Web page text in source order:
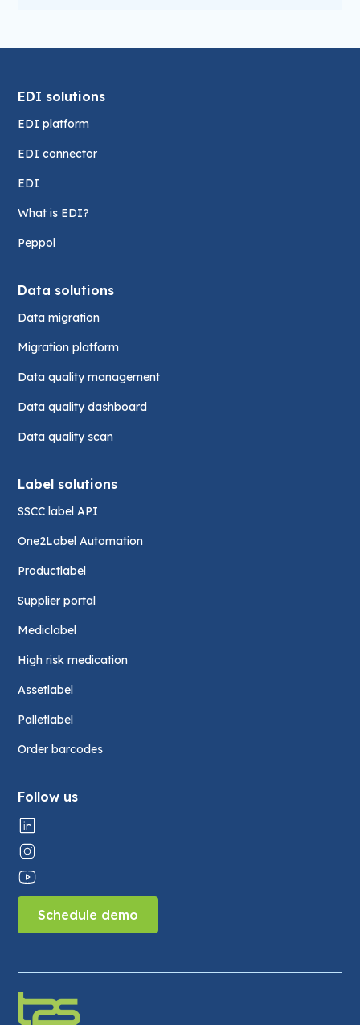
EDI solutions
EDI platform
EDI connector
EDI
What is EDI?
Peppol
Data solutions
Data migration
Migration platform
Data quality management
Data quality dashboard
Data quality scan
Label solutions
SSCC label API
One2Label Automation
Productlabel
Supplier portal
Mediclabel
High risk medication
Assetlabel
Palletlabel
Order barcodes
Follow us
Schedule demo